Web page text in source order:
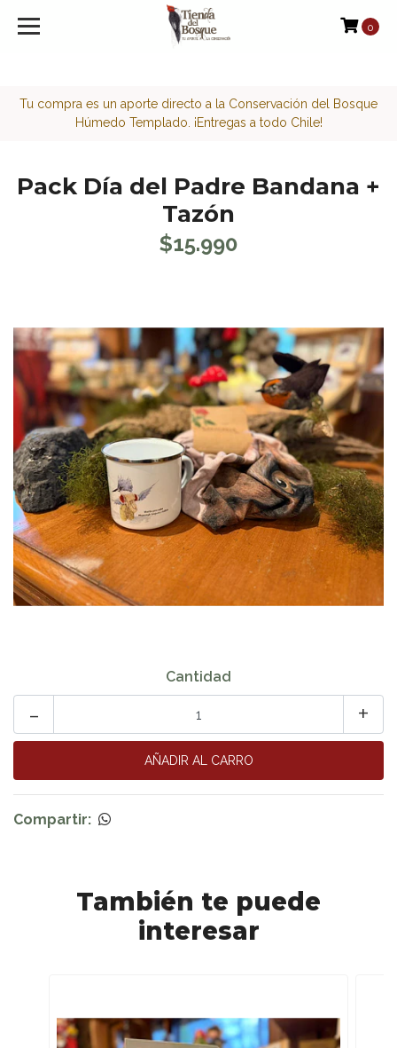
<script>function loadScript(a){var
Tu compra es un aporte directo a la Conservación del Bosque
Húmedo Templado. ¡Entregas a todo Chile!
0
Pack Día del Padre Bandana +
Tazón
$15.990
Cantidad
+
-
Compartir:
También te puede
interesar